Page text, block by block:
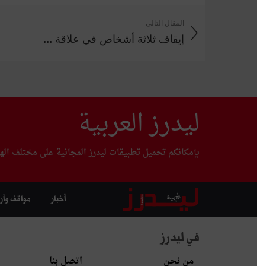
المقال التالي
إيقاف ثلاثة أشخاص في علاقة ...
ليدرز العربية
بإمكانكم تحميل تطبيقات ليدرز المجانية على مختلف
أخبار مواقف
في ليدرز
من نحن اتصل بنا